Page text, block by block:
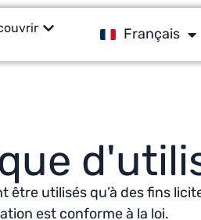
Français
English
être utilisés qu’à des fins
est conforme à la loi.